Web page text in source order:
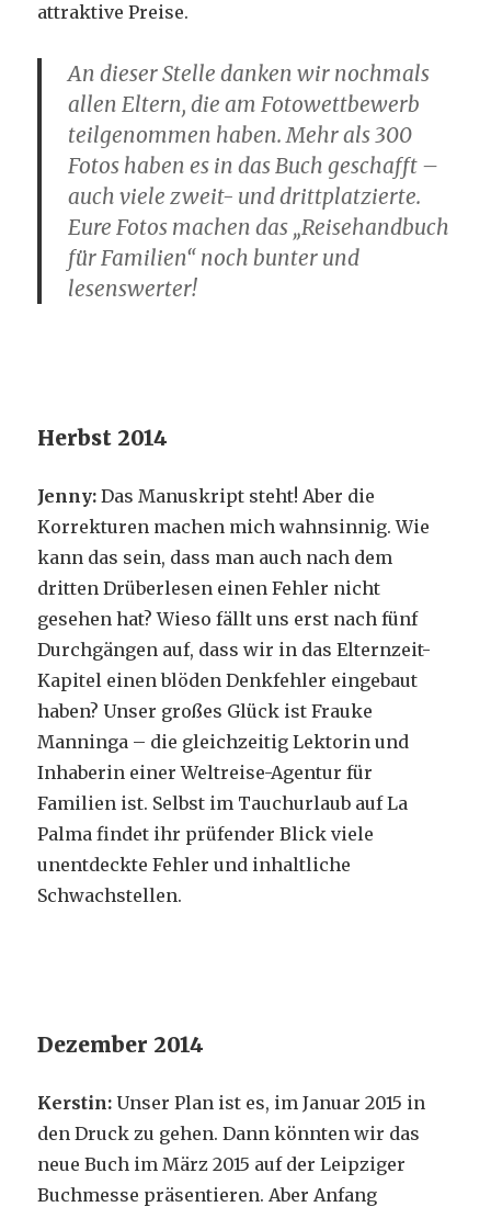
attraktive Preise.
An dieser Stelle danken wir nochmals
allen Eltern, die am Fotowettbewerb
teilgenommen haben. Mehr als 300
Fotos haben es in das Buch geschafft –
auch viele zweit- und drittplatzierte.
Eure Fotos machen das „Reisehandbuch
für Familien“ noch bunter und
lesenswerter!
Herbst 2014
Jenny: Das Manuskript steht! Aber die
Korrekturen machen mich wahnsinnig. Wie
kann das sein, dass man auch nach dem
dritten Drüberlesen einen Fehler nicht
gesehen hat? Wieso fällt uns erst nach fünf
Durchgängen auf, dass wir in das Elternzeit-
Kapitel einen blöden Denkfehler eingebaut
haben? Unser großes Glück ist Frauke
Manninga – die gleichzeitig Lektorin und
Inhaberin einer Weltreise-Agentur für
Familien ist. Selbst im Tauchurlaub auf La
Palma findet ihr prüfender Blick viele
unentdeckte Fehler und inhaltliche
Schwachstellen.
Dezember 2014
Kerstin: Unser Plan ist es, im Januar 2015 in
den Druck zu gehen. Dann könnten wir das
neue Buch im März 2015 auf der Leipziger
Buchmesse präsentieren. Aber Anfang